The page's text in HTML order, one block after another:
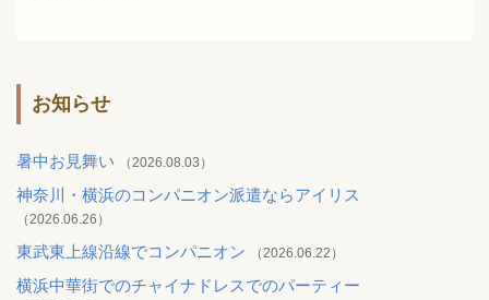
お知らせ
暑中お見舞い （2026.08.03）
神奈川・横浜のコンパニオン派遣ならアイリス
（2026.06.26）
東武東上線沿線でコンパニオン （2026.06.22）
横浜中華街でのチャイナドレスでのパーティー